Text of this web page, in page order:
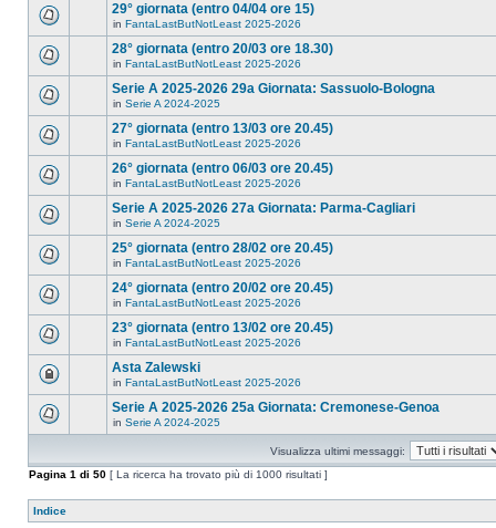
29° giornata (entro 04/04 ore 15)
in FantaLastButNotLeast 2025-2026
28° giornata (entro 20/03 ore 18.30)
in FantaLastButNotLeast 2025-2026
Serie A 2025-2026 29a Giornata: Sassuolo-Bologna
in Serie A 2024-2025
27° giornata (entro 13/03 ore 20.45)
in FantaLastButNotLeast 2025-2026
26° giornata (entro 06/03 ore 20.45)
in FantaLastButNotLeast 2025-2026
Serie A 2025-2026 27a Giornata: Parma-Cagliari
in Serie A 2024-2025
25° giornata (entro 28/02 ore 20.45)
in FantaLastButNotLeast 2025-2026
24° giornata (entro 20/02 ore 20.45)
in FantaLastButNotLeast 2025-2026
23° giornata (entro 13/02 ore 20.45)
in FantaLastButNotLeast 2025-2026
Asta Zalewski
in FantaLastButNotLeast 2025-2026
Serie A 2025-2026 25a Giornata: Cremonese-Genoa
in Serie A 2024-2025
Visualizza ultimi messaggi:
Pagina 1 di 50 [ La ricerca ha trovato più di 1000 risultati ]
Indice